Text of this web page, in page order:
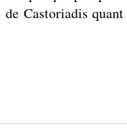
Castoriadis